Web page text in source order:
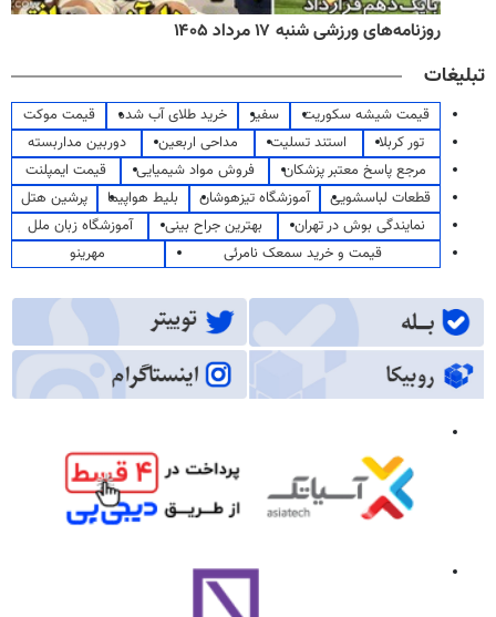
روزنامه‌های ورزشی شنبه ۱۷ مرداد ۱۴۰۵
تبلیغات
قیمت شیشه سکوریت سفیر خرید طلای آب شده
قیمت موکت
تور کربلا
استند تسلیت مداحی اربعین
دوربین مداربسته
مرجع پاسخ معتبر پزشکان
فروش مواد شیمیایی
قیمت ایمپلنت
قطعات لباسشویی
آموزشگاه تیزهوشان بلیط هواپیما
پرشین هتل
نمایندگی بوش در تهران
بهترین جراح بینی
آموزشگاه زبان ملل
قیمت و خرید سمعک نامرئی
مهرینو